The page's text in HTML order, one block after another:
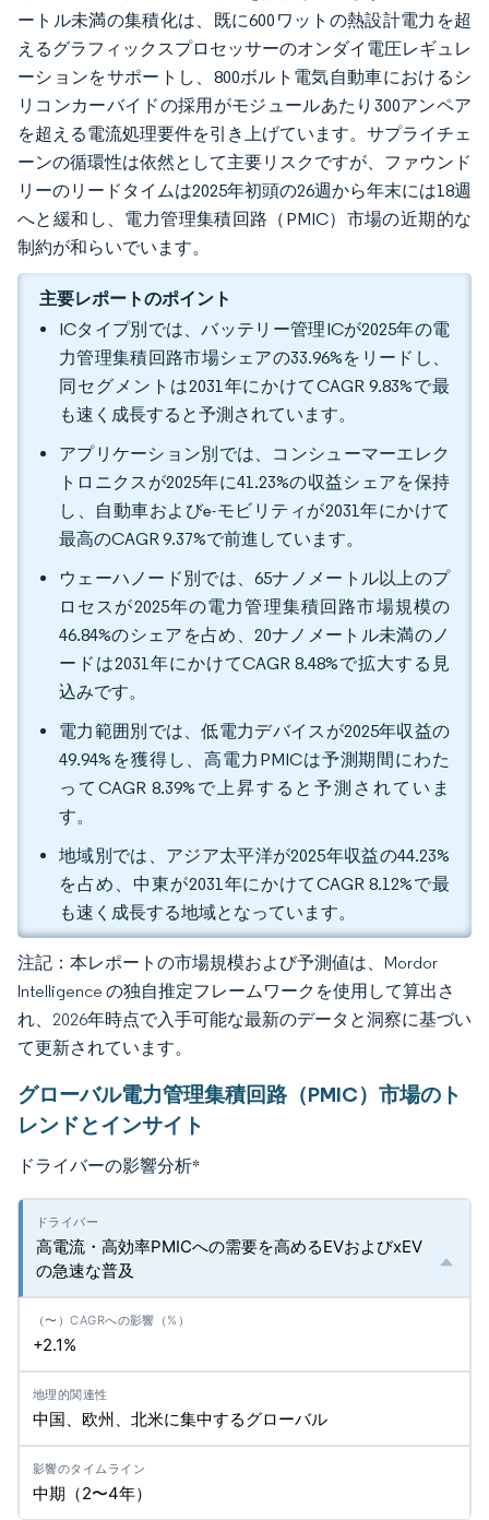
ートル未満の集積化は、既に600ワットの熱設計電力を超
えるグラフィックスプロセッサーのオンダイ電圧レギュレ
ーションをサポートし、800ボルト電気自動車におけるシ
リコンカーバイドの採用がモジュールあたり300アンペア
を超える電流処理要件を引き上げています。サプライチェ
ーンの循環性は依然として主要リスクですが、ファウンド
リーのリードタイムは2025年初頭の26週から年末には18週
へと緩和し、電力管理集積回路（PMIC）市場の近期的な
制約が和らいでいます。
主要レポートのポイント
ICタイプ別では、バッテリー管理ICが2025年の電
力管理集積回路市場シェアの33.96%をリードし、
同セグメントは2031年にかけてCAGR 9.83%で最
も速く成長すると予測されています。
アプリケーション別では、コンシューマーエレク
トロニクスが2025年に41.23%の収益シェアを保持
し、自動車およびe-モビリティが2031年にかけて
最高のCAGR 9.37%で前進しています。
ウェーハノード別では、65ナノメートル以上のプ
ロセスが2025年の電力管理集積回路市場規模の
46.84%のシェアを占め、20ナノメートル未満のノ
ードは2031年にかけてCAGR 8.48%で拡大する見
込みです。
電力範囲別では、低電力デバイスが2025年収益の
49.94%を獲得し、高電力PMICは予測期間にわた
ってCAGR 8.39%で上昇すると予測されていま
す。
地域別では、アジア太平洋が2025年収益の44.23%
を占め、中東が2031年にかけてCAGR 8.12%で最
も速く成長する地域となっています。
注記：本レポートの市場規模および予測値は、Mordor
Intelligence の独自推定フレームワークを使用して算出さ
れ、2026年時点で入手可能な最新のデータと洞察に基づい
て更新されています。
グローバル電力管理集積回路（PMIC）市場のト
レンドとインサイト
ドライバーの影響分析*
高電流・高効率PMICへの需要を高めるEVおよびxEV
の急速な普及
+2.1%
中国、欧州、北米に集中するグローバル
中期（2〜4年）